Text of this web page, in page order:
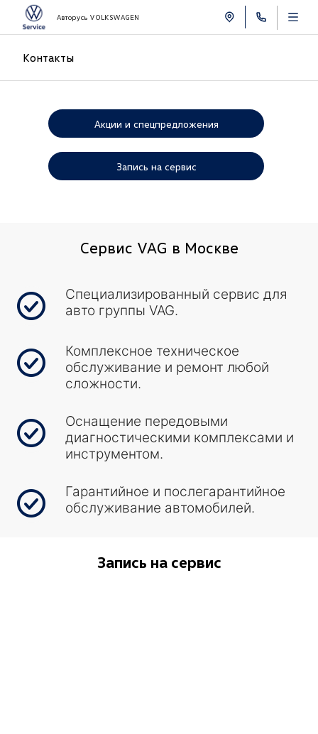
Авторусь VOLKSWAGEN
Контакты
Акции и спецпредложения
Запись на сервис
Сервис VAG в Москве
Специализированный сервис для
авто группы VAG.
Комплексное техническое
обслуживание и ремонт любой
сложности.
Оснащение передовыми
диагностическими комплексами и
инструментом.
Гарантийное и послегарантийное
обслуживание автомобилей.
Запись на сервис